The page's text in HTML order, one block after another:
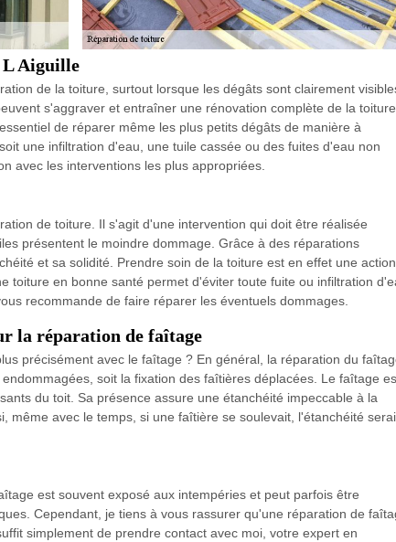
L Aiguille
de la toiture, surtout lorsque les dégâts sont clairement
s'aggraver et entraîner une rénovation complète de la
de réparer même les plus petits dégâts de manière à
une infiltration d'eau, une tuile cassée ou des fuites d'eau non
avec les interventions les plus appropriées.
de toiture. Il s'agit d'une intervention qui doit être réalisée
présentent le moindre dommage. Grâce à des réparations
et sa solidité. Prendre soin de la toiture est en effet une action
toiture en bonne santé permet d'éviter toute fuite ou infiltration
recommande de faire réparer les éventuels dommages.
la réparation de faîtage
précisément avec le faîtage ? En général, la réparation du
soit la fixation des faîtières déplacées. Le faîtage
du toit. Sa présence assure une étanchéité impeccable à la
même avec le temps, si une faîtière se soulevait, l'étanchéité
est souvent exposé aux intempéries et peut parfois être
Cependant, je tiens à vous rassurer qu'une réparation de
simplement de prendre contact avec moi, votre expert en